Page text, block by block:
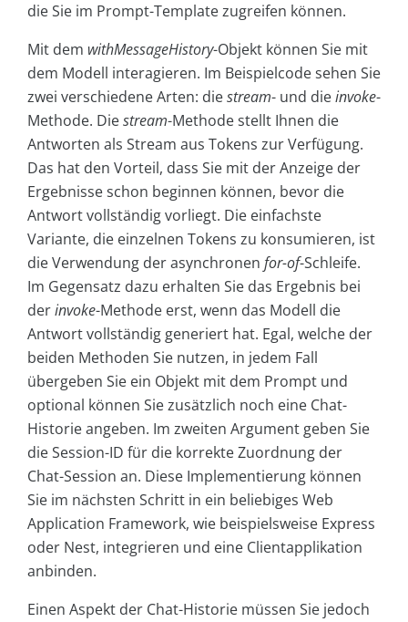
die Sie im Prompt-Template zugreifen können.
Mit dem withMessageHistory-Objekt können Sie mit
dem Modell interagieren. Im Beispielcode sehen Sie
zwei verschiedene Arten: diestream- und dieinvoke-
Methode. Diestream-Methode stellt Ihnen die
Antworten als Stream aus Tokens zur Verfügung.
Das hat den Vorteil, dass Sie mit der Anzeige der
Ergebnisse schon beginnen können, bevor die
Antwort vollständig vorliegt. Die einfachste
Variante, die einzelnen Tokens zu konsumieren, ist
die Verwendung der asynchronen for-of-Schleife.
Im Gegensatz dazu erhalten Sie das Ergebnis bei
derinvoke-Methode erst, wenn das Modell die
Antwort vollständig generiert hat. Egal, welche der
beiden Methoden Sie nutzen, in jedem Fall
übergeben Sie ein Objekt mit dem Prompt und
optional können Sie zusätzlich noch eine Chat-
Historie angeben. Im zweiten Argument geben Sie
die Session-ID für die korrekte Zuordnung der
Chat-Session an. Diese Implementierung können
Sie im nächsten Schritt in ein beliebiges Web
Application Framework, wie beispielsweise Express
oder Nest, integrieren und eine Clientapplikation
anbinden.
Einen Aspekt der Chat-Historie müssen Sie jedoch